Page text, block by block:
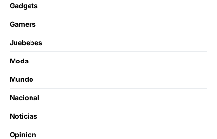
Gadgets
Gamers
Juebebes
Moda
Mundo
Nacional
Noticias
Opinion